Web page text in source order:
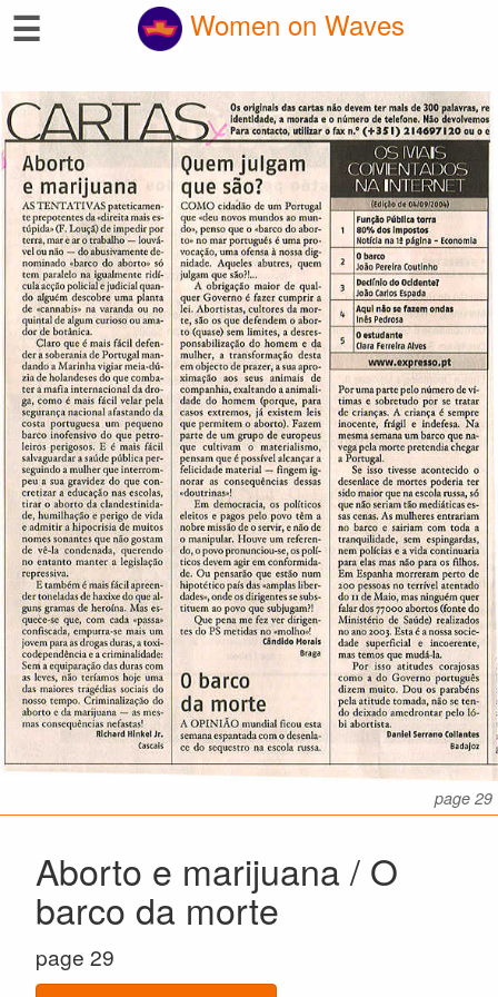
☰ Women on Waves
page 29
Aborto e marijuana / O
barco da morte
page 29